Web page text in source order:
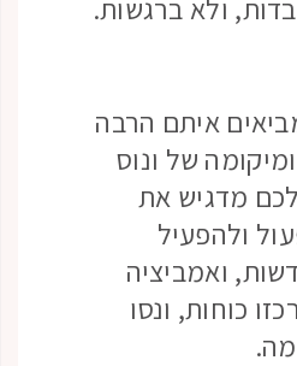
ולא ברגשות.
איתם הרבה
של ונוס
מדגיש את
ולהפעיל
ואמביציה
כוחות, ונסו